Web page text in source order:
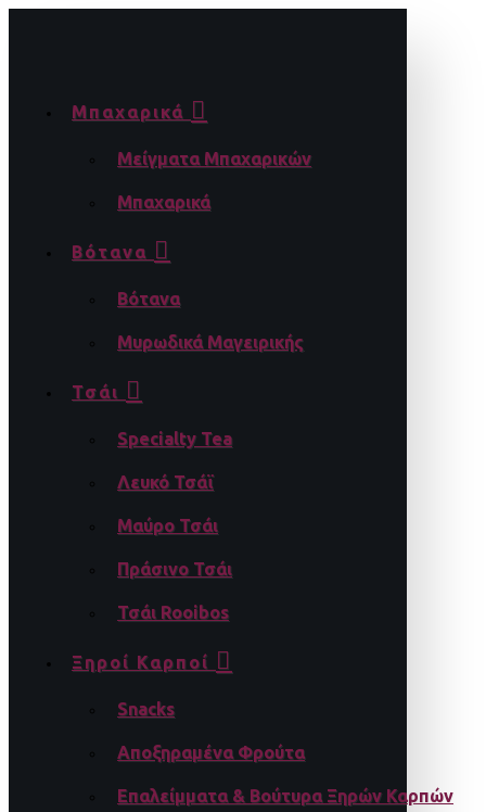
Μπαχαρικά
Μείγματα Μπαχαρικών
Μπαχαρικά
Βότανα
Βότανα
Μυρωδικά Μαγειρικής
Τσάι
Specialty Tea
Λευκό Τσάϊ
Μαύρο Τσάι
Πράσινο Τσάι
Τσάι Rooibos
Ξηροί Καρποί
Snacks
Αποξηραμένα Φρούτα
Επαλείμματα & Βούτυρα Ξηρών Καρπών